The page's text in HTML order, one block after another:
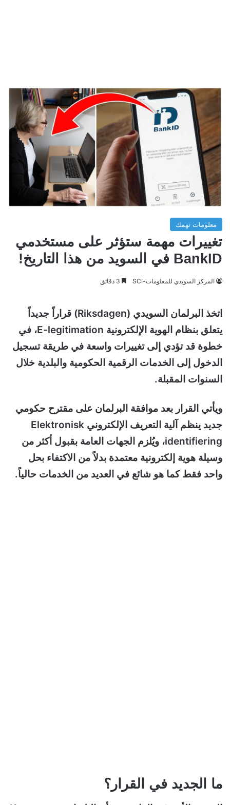
معلومات تهمك
تغييرات مهمة ستؤثر على مستخدمي
BankID في السويد من هذا التاريخ!
المركز السويدي للمعلومات-SCI
اتخذ البرلمان السويدي (Riksdagen) قراراً جديداً
يتعلق بنظام الهوية الإلكترونية E-legitimation، في
خطوة قد تؤدي إلى تغييرات واسعة في طريقة تسجيل
الدخول إلى الخدمات الرقمية الحكومية والبلدية خلال
السنوات المقبلة.
ويأتي القرار بعد موافقة البرلمان على مقترح حكومي
جديد ينظم آلية التعريف الإلكتروني Elektronisk
identifiering، ويُلزم الجهات العامة بقبول أكثر من
وسيلة هوية إلكترونية معتمدة بدلاً من الاكتفاء بحل
واحد فقط كما هو شائع في العديد من الخدمات حالياً.
ما الجديد في القرار؟